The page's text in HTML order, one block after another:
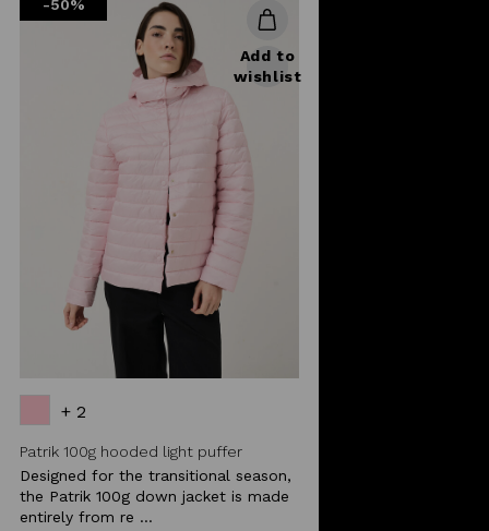
-50%
Add to
wishlist
+ 2
Patrik 100g hooded light puffer
Designed for the transitional season,
the Patrik 100g down jacket is made
entirely from re ...